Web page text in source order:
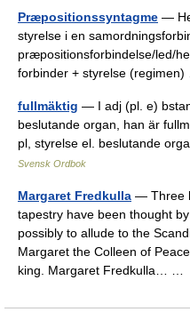
Præpositionssyntagme —
styrelse i en
præpositionsforbindelse/led/
forbinder + styrelse
fullmäktig — I adj (pl. e)
beslutande organ, han är
pl, styrelse el. beslutande
Svensk Ordbok
Margaret Fredkulla — Three
tapestry have been thought
possibly to allude to the
Margaret the Colleen of
king. Margaret Fredkulla… …